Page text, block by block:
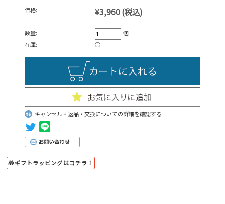
価格: ¥3,960(税込)
数量:
個
在庫:
○
キャンセル・返品・交換についての詳細を確認する
🎁ギフトラッピングはコチラ！